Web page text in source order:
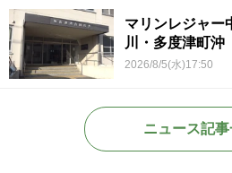
マリンレジャ
川・多度津町沖
2026/8/5(水)17:50
ニュース記